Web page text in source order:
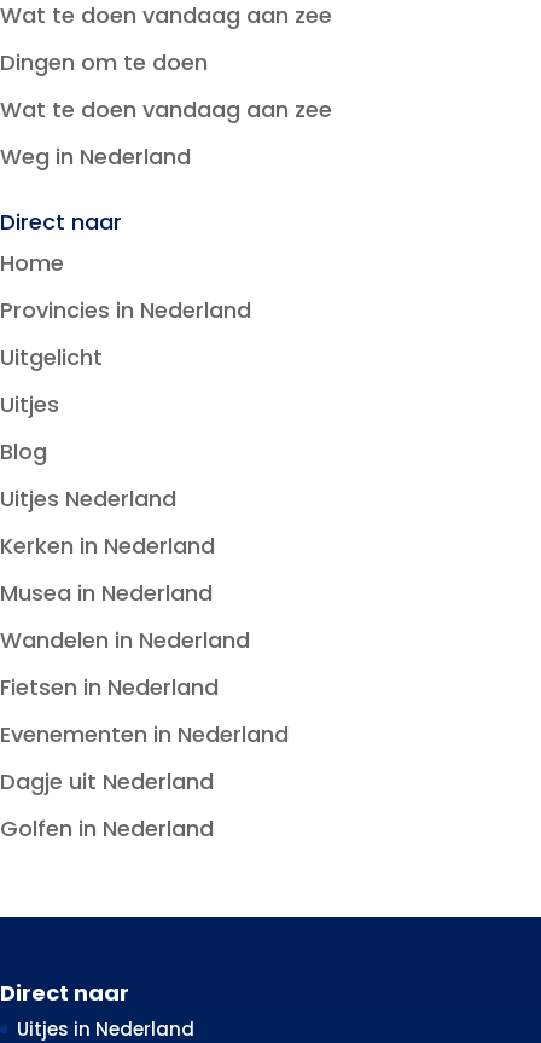
Wat te doen vandaag aan zee
Dingen om te doen
Wat te doen vandaag aan zee
Weg in Nederland
Direct naar
Home
Provincies in Nederland
Uitgelicht
Uitjes
Blog
Uitjes Nederland
Kerken in Nederland
Musea in Nederland
Wandelen in Nederland
Fietsen in Nederland
Evenementen in Nederland
Dagje uit Nederland
Golfen in Nederland
Direct naar
Uitjes in Nederland